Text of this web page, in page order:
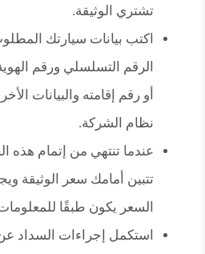
تشتري الوثيقة.
اكتب بيانات سيارتك
الرقم التسلسلي ورقم
أو رقم إقامته والبيانات
نظام الشركة.
عندما تنتهي من إتمام
تتبين أمامك سعر الوثيقة
السعر يكون طبقًا للمعلومات
استكمل إجراءات السداد